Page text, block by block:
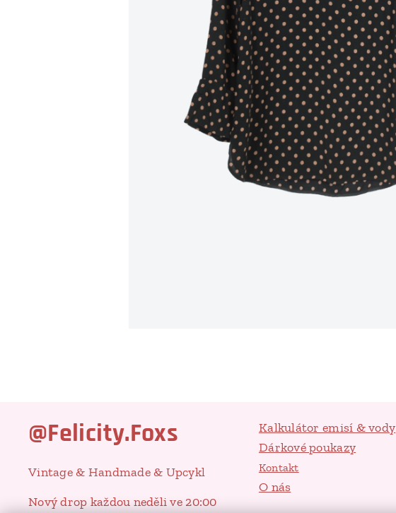
@Felicity.Foxs
Vintage & Handmade & Upcykl
Nový drop každou neděli ve 20:00
Kalkulátor emisí & vody
Dárkové poukazy
Kontakt
O nás